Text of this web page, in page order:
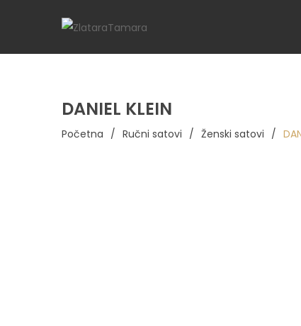
DANIEL KLEIN
Početna / Ručni satovi / Ženski satovi /